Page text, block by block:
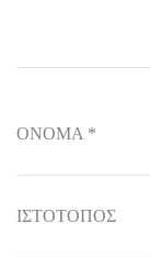
ΌΝΟΜΑ *
ΙΣΤΌΤΟΠΟΣ